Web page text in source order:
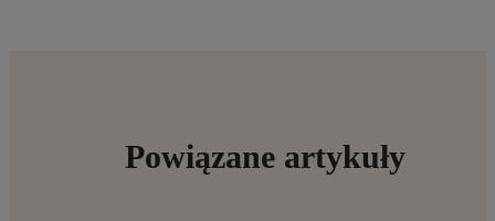
Powiązane artykuły